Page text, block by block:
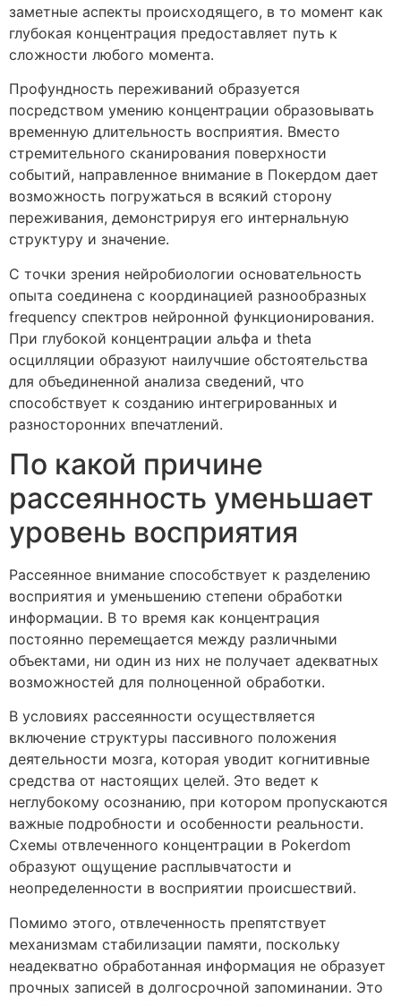
заметные аспекты происходящего, в то момент как
глубокая концентрация предоставляет путь к
сложности любого момента.
Профундность переживаний образуется
посредством умению концентрации образовывать
временную длительность восприятия. Вместо
стремительного сканирования поверхности
событий, направленное внимание в Покердом дает
возможность погружаться в всякий сторону
переживания, демонстрируя его интернальную
структуру и значение.
С точки зрения нейробиологии основательность
опыта соединена с координацией разнообразных
frequency спектров нейронной функционирования.
При глубокой концентрации альфа и theta
осцилляции образуют наилучшие обстоятельства
для объединенной анализа сведений, что
способствует к созданию интегрированных и
разносторонних впечатлений.
По какой причине
рассеянность уменьшает
уровень восприятия
Рассеянное внимание способствует к разделению
восприятия и уменьшению степени обработки
информации. В то время как концентрация
постоянно перемещается между различными
объектами, ни один из них не получает адекватных
возможностей для полноценной обработки.
В условиях рассеянности осуществляется
включение структуры пассивного положения
деятельности мозга, которая уводит когнитивные
средства от настоящих целей. Это ведет к
неглубокому осознанию, при котором пропускаются
важные подробности и особенности реальности.
Схемы отвлеченного концентрации в Pokerdom
образуют ощущение расплывчатости и
неопределенности в восприятии происшествий.
Помимо этого, отвлеченность препятствует
механизмам стабилизации памяти, поскольку
неадекватно обработанная информация не образует
прочных записей в долгосрочной запоминании. Это